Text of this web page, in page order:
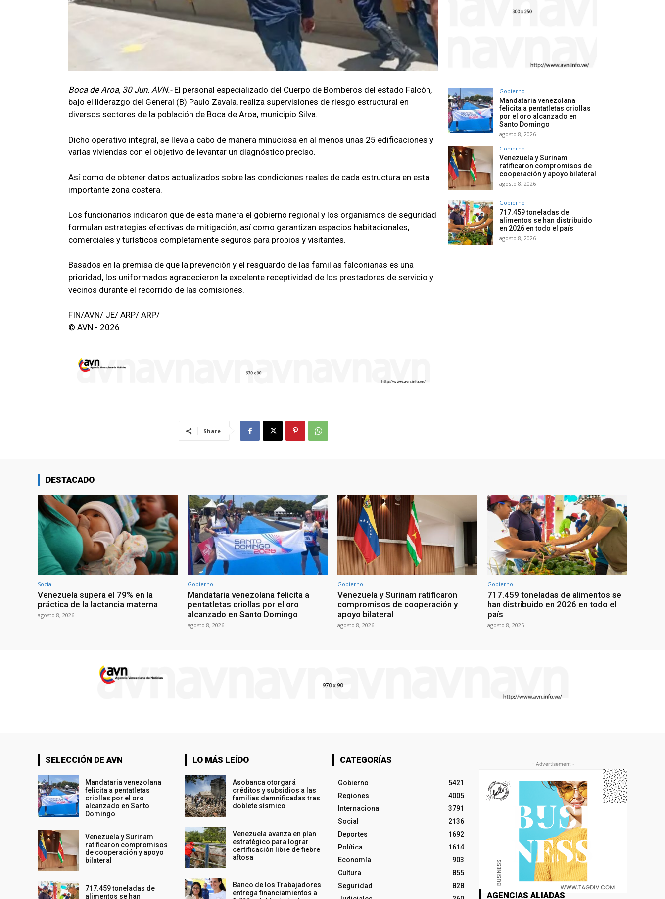
Boca de Aroa, 30 Jun. AVN.- El personal especializado del Cuerpo de Bomberos del estado Falcón,
bajo el liderazgo del General (B) Paulo Zavala, realiza supervisiones de riesgo estructural en
diversos sectores de la población de Boca de Aroa, municipio Silva.
Dicho operativo integral, se lleva a cabo de manera minuciosa en al menos unas 25 edificaciones y
varias viviendas con el objetivo de levantar un diagnóstico preciso.
Así como de obtener datos actualizados sobre las condiciones reales de cada estructura en esta
importante zona costera.
Los funcionarios indicaron que de esta manera el gobierno regional y los organismos de seguridad
formulan estrategias efectivas de mitigación, así como garantizan espacios habitacionales,
comerciales y turísticos completamente seguros para propios y visitantes.
Basados en la premisa de que la prevención y el resguardo de las familias falconianas es una
prioridad, los uniformados agradecieron la excelente receptividad de los prestadores de servicio y
vecinos durante el recorrido de las comisiones.
FIN/AVN/ JE/ ARP/ ARP/
© AVN - 2026
Share
Gobierno
Mandataria venezolana
felicita a pentatletas criollas
por el oro alcanzado en
Santo Domingo
agosto 8, 2026
Gobierno
Venezuela y Surinam
ratificaron compromisos de
cooperación y apoyo bilateral
agosto 8, 2026
Gobierno
717.459 toneladas de
alimentos se han distribuido
en 2026 en todo el país
agosto 8, 2026
DESTACADO
Social
Venezuela supera el 79% en la
práctica de la lactancia materna
agosto 8, 2026
Gobierno
Mandataria venezolana felicita a
pentatletas criollas por el oro
alcanzado en Santo Domingo
agosto 8, 2026
Gobierno
Venezuela y Surinam ratificaron
compromisos de cooperación y
apoyo bilateral
agosto 8, 2026
Gobierno
717.459 toneladas de alimentos se
han distribuido en 2026 en todo el
país
agosto 8, 2026
SELECCIÓN DE AVN
Mandataria venezolana
felicita a pentatletas
criollas por el oro
alcanzado en Santo
Domingo
Venezuela y Surinam
ratificaron compromisos
de cooperación y apoyo
bilateral
717.459 toneladas de
alimentos se han
LO MÁS LEÍDO
Asobanca otorgará
créditos y subsidios a las
familias damnificadas tras
doblete sísmico
Venezuela avanza en plan
estratégico para lograr
certificación libre de fiebre
aftosa
Banco de los Trabajadores
entrega financiamientos a
CATEGORÍAS
Gobierno
5421
Regiones
4005
Internacional
3791
Social
2136
Deportes
1692
Política
1614
Economía
903
Cultura
855
Seguridad
828
- Advertisement -
AGENCIAS ALIADAS